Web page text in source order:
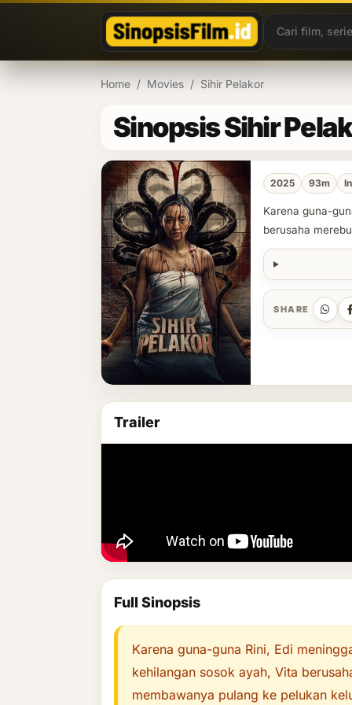
Home / Movies / Sihir Pelakor
Sinopsis Sihir
2025 93m
Karena guna-
berusaha
SHARE
Trailer
Full Sinopsis
Karena guna-guna Rini, Edi
kehilangan sosok ayah, Vita
membawanya pulang ke pelukan